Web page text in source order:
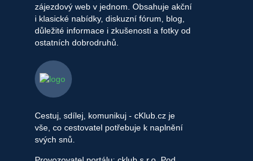
zájezdový web v jednom. Obsahuje akční
i klasické nabídky, diskuzní fórum, blog,
důležité informace i zkušenosti a fotky od
ostatních dobrodruhů.
Cestuj, sdílej, komunikuj - cKlub.cz je
vše, co cestovatel potřebuje k naplnění
svých snů.